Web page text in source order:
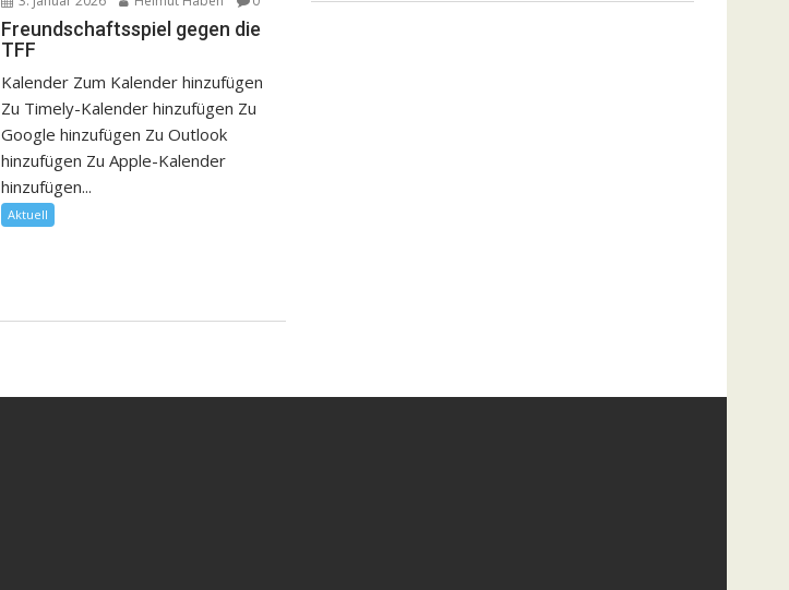
Freundschaftsspiel gegen die
TFF
Kalender Zum Kalender hinzufügen
Zu Timely-Kalender hinzufügen Zu
Google hinzufügen Zu Outlook
hinzufügen Zu Apple-Kalender
hinzufügen...
Aktuell